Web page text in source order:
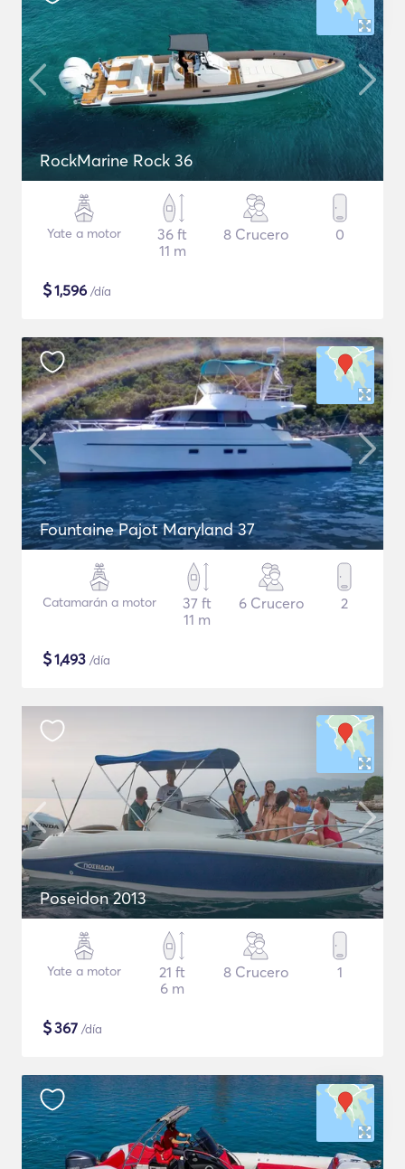
RockMarine Rock 36
Yate a motor
36 ft
11 m
8 Crucero 0
$1,596 /día
Fountaine Pajot Maryland 37
Catamarán a motor
37 ft
11 m
6 Crucero 2
$1,493 /día
Poseidon 2013
Yate a motor
21 ft
6 m
8 Crucero 1
$367 /día